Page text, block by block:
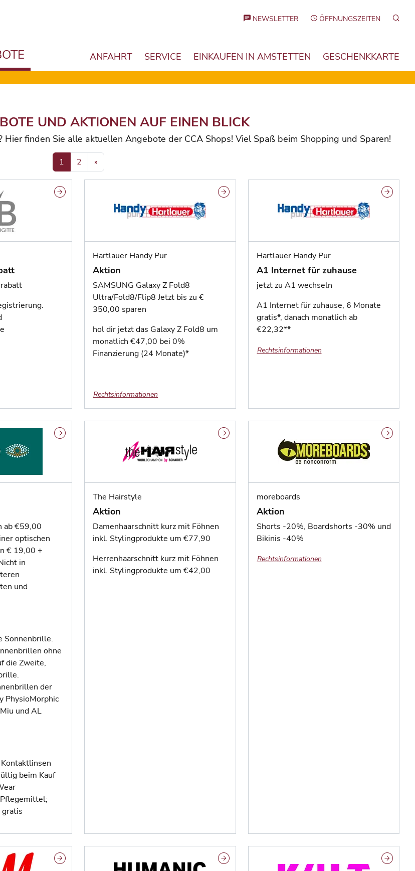
NEWSLETTER ÖFFNUNGSZEITEN
ANFAHRT SERVICE EINKAUFEN IN AMSTETTEN GESCHENKKARTE
UND AKTIONEN AUF EINEN BLICK
finden Sie alle aktuellen Angebote der CCA Shops! Viel Spaß beim Shopping und Sparen!
1 2 »
Hartlauer Handy Pur
Aktion
SAMSUNG Galaxy Z Fold8
Ultra/Fold8/Flip8 Jetzt bis zu €
350,00 sparen
hol dir jetzt das Galaxy Z Fold8 um
monatlich €47,00 bei 0%
Finanzierung (24 Monate)*
Rechtsinformationen
Hartlauer Handy Pur
A1 Internet für zuhause
jetzt zu A1 wechseln
A1 Internet für zuhause, 6 Monate
gratis*, danach monatlich ab
€22,32**
Rechtsinformationen
ab €59,00
optischen
€ 19,00 +
in
und
Sonnenbrille.
ohne
die Zweite,
der
PhysioMorphic
und AL
beim Kauf
gratis
The Hairstyle
Aktion
Damenhaarschnitt kurz mit Föhnen
inkl. Stylingprodukte um €77,90
Herrenhaarschnitt kurz mit Föhnen
inkl. Stylingprodukte um €42,00
moreboards
Aktion
Shorts -20%, Boardshorts -30% und
Bikinis -40%
Rechtsinformationen